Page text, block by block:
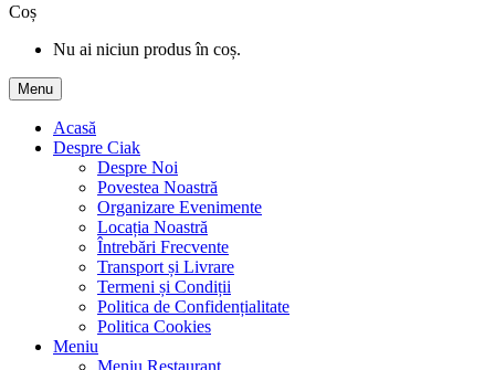
Coș
Nu ai niciun produs în coș.
Menu
Acasă
Despre Ciak
Despre Noi
Povestea Noastră
Organizare Evenimente
Locația Noastră
Întrebări Frecvente
Transport și Livrare
Termeni și Condiții
Politica de Confidențialitate
Politica Cookies
Meniu